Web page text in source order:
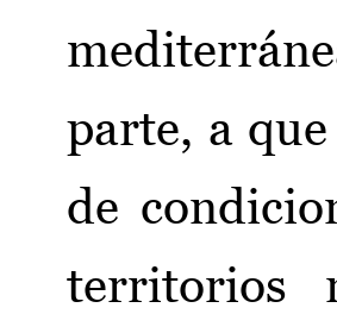
parte, a
de
territorios